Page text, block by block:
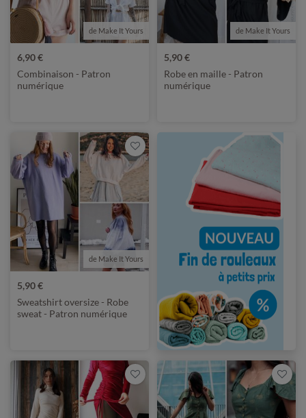
de Make It Yours
6,90 €
Combinaison - Patron
numérique
de Make It Yours
5,90 €
Robe en maille - Patron
numérique
de Make It Yours
5,90 €
Sweatshirt oversize - Robe
sweat - Patron numérique